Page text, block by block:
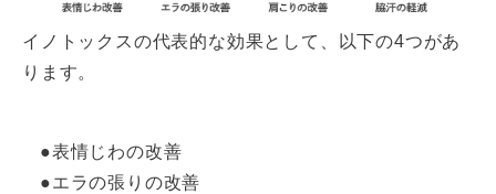
イノトックスの代表的な効果として、以下の4つがあ
ります。
●表情じわの改善
●エラの張りの改善